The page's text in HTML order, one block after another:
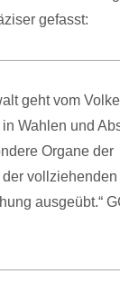
gefasst:
geht vom
Wahlen und
Organe der
vollziehenden
ausgeübt.“